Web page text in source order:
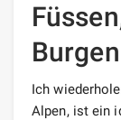
Burgen
Ich
Alpen, ist ein